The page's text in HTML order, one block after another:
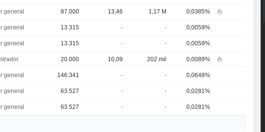
general 87.000 13,46 1,17 M 0,0385%
general 13.315 - - 0,0059%
general 13.315 - - 0,0059%
20.000 10,09 202 mil 0,0089%
general 146.341 - - 0,0648%
general 63.527 - - 0,0281%
general 63.527 - - 0,0281%